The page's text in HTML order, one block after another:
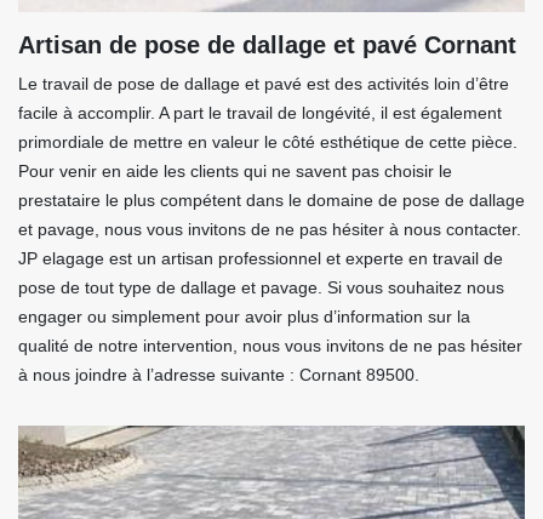
Artisan de pose de dallage et pavé Cornant
Le travail de pose de dallage et pavé est des activités loin d’être
facile à accomplir. A part le travail de longévité, il est également
primordiale de mettre en valeur le côté esthétique de cette pièce.
Pour venir en aide les clients qui ne savent pas choisir le
prestataire le plus compétent dans le domaine de pose de dallage
et pavage, nous vous invitons de ne pas hésiter à nous contacter.
JP elagage est un artisan professionnel et experte en travail de
pose de tout type de dallage et pavage. Si vous souhaitez nous
engager ou simplement pour avoir plus d’information sur la
qualité de notre intervention, nous vous invitons de ne pas hésiter
à nous joindre à l’adresse suivante : Cornant 89500.